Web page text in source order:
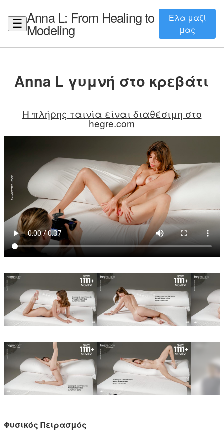
☰ Anna L: From Healing to
Modeling
Ελα μαζί
μας
Anna L γυμνή στο κρεβάτι
Η πλήρης ταινία είναι διαθέσιμη στο
hegre.com
Φυσικός Πειρασμός